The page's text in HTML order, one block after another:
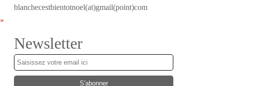
blanchecestbientotnoel(at)gmail(point)com
Newsletter